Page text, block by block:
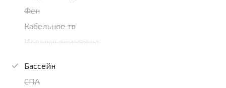
Фен
Кабельное тв
Игровая приставка
Бассейн
СПА